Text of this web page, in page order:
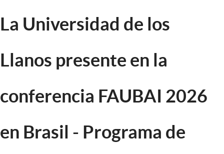
La Universidad de los
Llanos presente en la
conferencia FAUBAI 2026
en Brasil - Programa de